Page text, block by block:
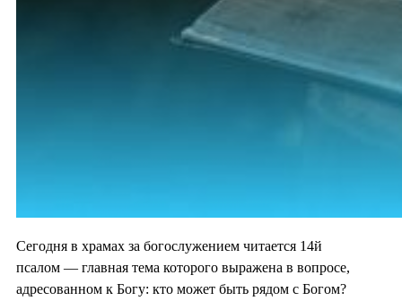
Сегодня в храмах за богослужением читается 14й
псалом — главная тема которого выражена в вопросе,
адресованном к Богу: кто может быть рядом с Богом?